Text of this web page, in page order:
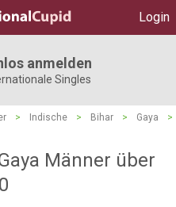
Login
anmelden
Singles
> Indische > Bihar > Gaya
>
Männer über